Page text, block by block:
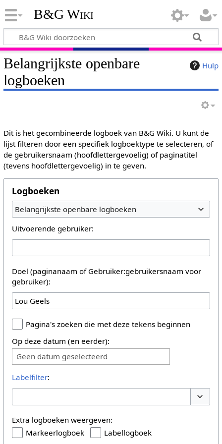
B&G Wiki
Hulp
Belangrijkste openbare
logboeken
Dit is het gecombineerde logboek van B&G Wiki. U kunt de
lijst filteren door een specifiek logboektype te selecteren, of
de gebruikersnaam (hoofdlettergevoelig) of paginatitel
(tevens hoofdlettergevoelig) in te geven.
Logboeken
Belangrijkste openbare logboeken
Uitvoerende gebruiker:
Doel (paginanaam of Gebruiker:gebruikersnaam voor
gebruiker):
Pagina's zoeken die met deze tekens beginnen
Op deze datum (en eerder):
Geen datum geselecteerd
Labelfilter:
Extra logboeken weergeven:
Markeerlogboek
Labellogboek